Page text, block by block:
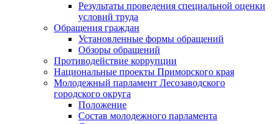
Результаты проведения специальной оценки
условий труда
Обращения граждан
Установленные формы обращений
Обзоры обращений
Противодействие коррупции
Национальные проекты Приморского края
Молодежный парламент Лесозаводского
городского округа
Положение
Состав молодежного парламента